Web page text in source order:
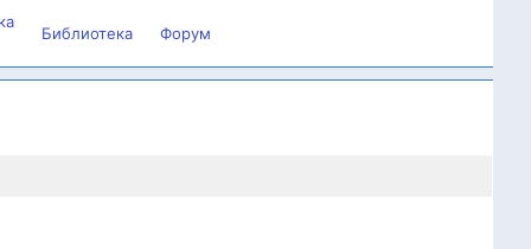
Библиотека Форум